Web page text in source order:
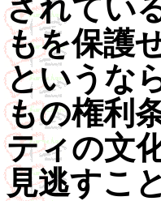
されてい
もを保護
というな
もの権利
ティの文
見逃すこ